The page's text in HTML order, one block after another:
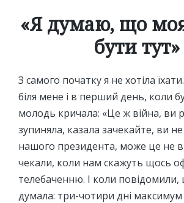
«Я думаю, що моя
бути тут»
З самого початку я не хотіла
біля мене і в перший день, коли
молодь кричала: «Це ж війна, ви
зупиняла, казала зачекайте, ви
нашого президента, може це не
чекали, коли нам скажуть щось
телебаченню. І коли повідомили,
думала: три-чотири дні максимум